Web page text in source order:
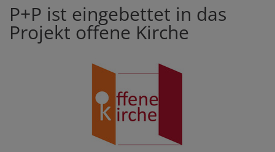
P+P ist eingebettet in das
Projekt offene Kirche